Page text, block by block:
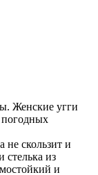
Женские угги
скользит и
стелька из
и